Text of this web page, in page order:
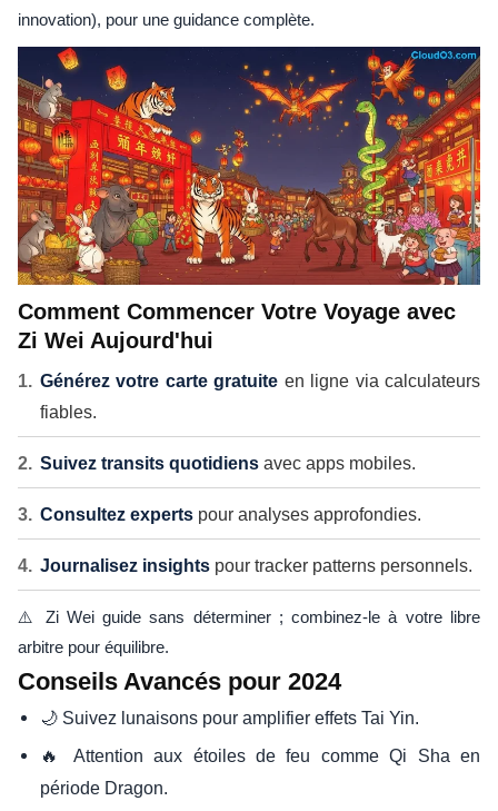
innovation), pour une guidance complète.
Comment Commencer Votre Voyage avec
Zi Wei Aujourd'hui
Générez votre carte gratuite en ligne via calculateurs
fiables.
Suivez transits quotidiens avec apps mobiles.
Consultez experts pour analyses approfondies.
Journalisez insights pour tracker patterns personnels.
⚠️ Zi Wei guide sans déterminer ; combinez-le à votre libre
arbitre pour équilibre.
Conseils Avancés pour 2024
🌙 Suivez lunaisons pour amplifier effets Tai Yin.
🔥 Attention aux étoiles de feu comme Qi Sha en
période Dragon.